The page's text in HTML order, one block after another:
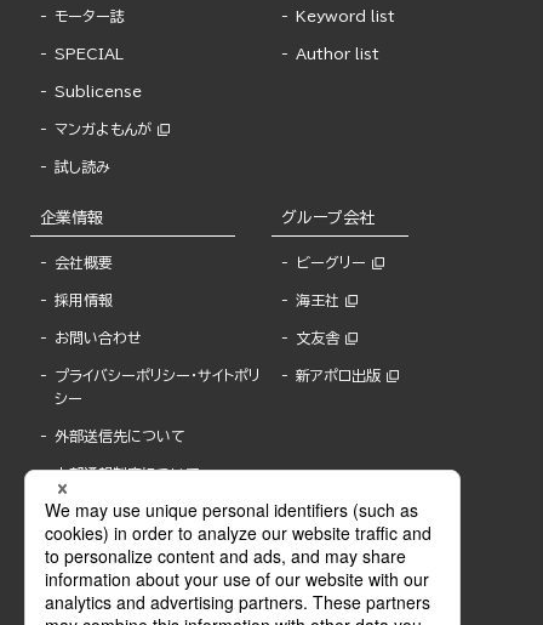
モーター誌
SPECIAL
Sublicense
マンガよもんが
試し読み
Keyword list
Author list
企業情報
会社概要
採用情報
お問い合わせ
プライバシーポリシー・サイトポリ
シー
外部送信先について
内部通報制度について
グループ会社
ビーグリー
海王社
文友舎
新アポロ出版